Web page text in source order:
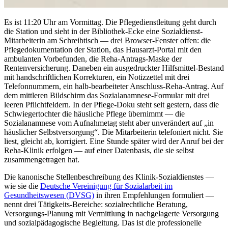
Es ist 11:20 Uhr am Vormittag. Die Pflegedienstleitung geht durch
die Station und sieht in der Bibliothek-Ecke eine Sozialdienst-
Mitarbeiterin am Schreibtisch — drei Browser-Fenster offen: die
Pflegedokumentation der Station, das Hausarzt-Portal mit den
ambulanten Vorbefunden, die Reha-Antrags-Maske der
Rentenversicherung. Daneben ein ausgedruckter Hilfsmittel-Bestand
mit handschriftlichen Korrekturen, ein Notizzettel mit drei
Telefonnummern, ein halb-bearbeiteter Anschluss-Reha-Antrag. Auf
dem mittleren Bildschirm das Sozialanamnese-Formular mit drei
leeren Pflichtfeldern. In der Pflege-Doku steht seit gestern, dass die
Schwiegertochter die häusliche Pflege übernimmt — die
Sozialanamnese vom Aufnahmetag steht aber unverändert auf „in
häuslicher Selbstversorgung“. Die Mitarbeiterin telefoniert nicht. Sie
liest, gleicht ab, korrigiert. Eine Stunde später wird der Anruf bei der
Reha-Klinik erfolgen — auf einer Datenbasis, die sie selbst
zusammengetragen hat.
Die kanonische Stellenbeschreibung des Klinik-Sozialdienstes —
wie sie die Deutsche Vereinigung für Sozialarbeit im
Gesundheitswesen (DVSG) in ihren Empfehlungen formuliert —
nennt drei Tätigkeits-Bereiche: sozialrechtliche Beratung,
Versorgungs-Planung mit Vermittlung in nachgelagerte Versorgung
und sozialpädagogische Begleitung. Das ist die professionelle